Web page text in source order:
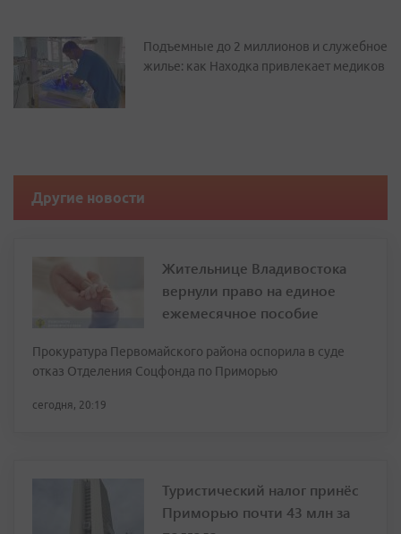
Подъемные до 2 миллионов и служебное
жилье: как Находка привлекает медиков
Другие новости
Жительнице Владивостока
вернули право на единое
ежемесячное пособие
Прокуратура Первомайского района оспорила в суде
отказ Отделения Соцфонда по Приморью
сегодня, 20:19
Туристический налог принёс
Приморью почти 43 млн за